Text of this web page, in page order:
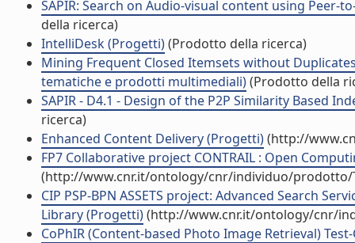
SAPIR: Search on Audio-visual content using Peer-
della ricerca)
IntelliDesk (Progetti)(Prodotto della ricerca)
Mining Frequent Closed Itemsets without
tematiche e prodotti multimediali)(Prodotto della
SAPIR - D4.1 - Design of the P2P Similarity Based
ricerca)
Enhanced Content Delivery (Progetti)(http://
FP7 Collaborative project CONTRAIL : Open
(http://www.cnr.it/ontology/cnr/individuo/prodotto/
CIP PSP-BPN ASSETS project: Advanced Search
Library (Progetti)(http://www.cnr.it/ontology/cnr/
CoPhIR (Content-based Photo Image Retrieval)